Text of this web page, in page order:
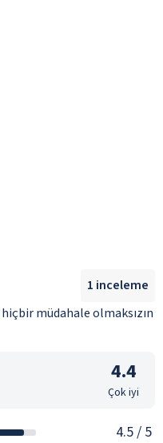
müdahale olmaksızın
1 inceleme
4.4
Çok iyi
4.5/ 5